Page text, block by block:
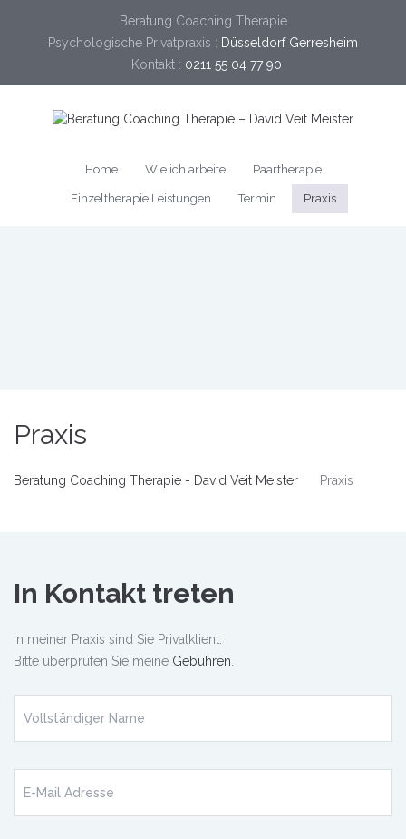
Beratung Coaching Therapie
Psychologische Privatpraxis : Düsseldorf Gerresheim
Kontakt : 0211 55 04 77 90
Home Wie ich arbeite Paartherapie
Einzeltherapie Leistungen Termin Praxis
Praxis
Beratung Coaching Therapie - David Veit Meister Praxis
In Kontakt treten
In meiner Praxis sind Sie Privatklient.
Bitte überprüfen Sie meine Gebühren